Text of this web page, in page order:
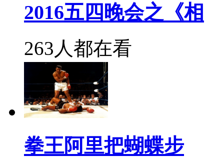
2016五四晚会之《相
263人都在看
拳王阿里把蝴蝶步